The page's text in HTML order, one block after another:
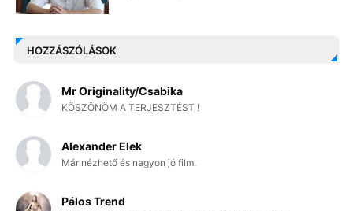
HOZZÁSZÓLÁSOK
Mr Originality/Csabika
KÖSZÖNÖM A TERJESZTÉST !
Alexander Elek
Már nézhető és nagyon jó film.
Pálos Trend